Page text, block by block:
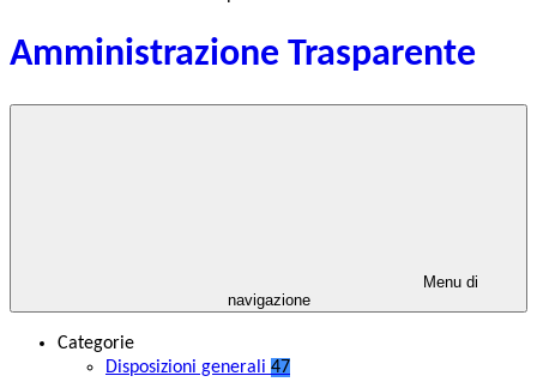
Amministrazione Trasparente
Menu di
navigazione
Categorie
Disposizioni generali 47